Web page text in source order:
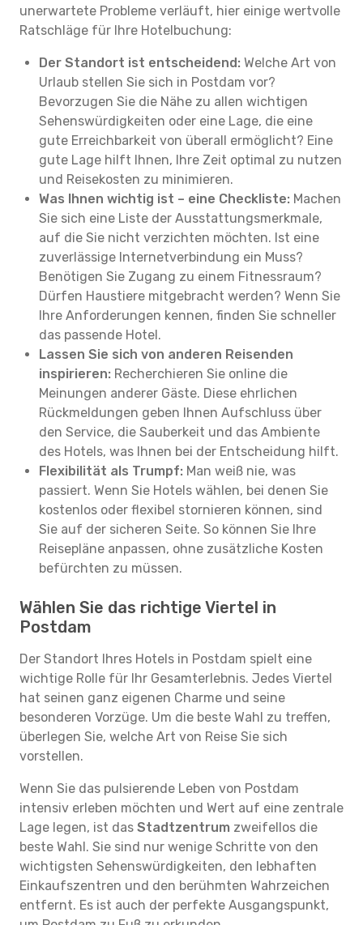
unerwartete Probleme verläuft, hier einige wertvolle
Ratschläge für Ihre Hotelbuchung:
Der Standort ist entscheidend: Welche Art von
Urlaub stellen Sie sich in Postdam vor?
Bevorzugen Sie die Nähe zu allen wichtigen
Sehenswürdigkeiten oder eine Lage, die eine
gute Erreichbarkeit von überall ermöglicht? Eine
gute Lage hilft Ihnen, Ihre Zeit optimal zu nutzen
und Reisekosten zu minimieren.
Was Ihnen wichtig ist – eine Checkliste: Machen
Sie sich eine Liste der Ausstattungsmerkmale,
auf die Sie nicht verzichten möchten. Ist eine
zuverlässige Internetverbindung ein Muss?
Benötigen Sie Zugang zu einem Fitnessraum?
Dürfen Haustiere mitgebracht werden? Wenn Sie
Ihre Anforderungen kennen, finden Sie schneller
das passende Hotel.
Lassen Sie sich von anderen Reisenden
inspirieren: Recherchieren Sie online die
Meinungen anderer Gäste. Diese ehrlichen
Rückmeldungen geben Ihnen Aufschluss über
den Service, die Sauberkeit und das Ambiente
des Hotels, was Ihnen bei der Entscheidung hilft.
Flexibilität als Trumpf: Man weiß nie, was
passiert. Wenn Sie Hotels wählen, bei denen Sie
kostenlos oder flexibel stornieren können, sind
Sie auf der sicheren Seite. So können Sie Ihre
Reisepläne anpassen, ohne zusätzliche Kosten
befürchten zu müssen.
Wählen Sie das richtige Viertel in
Postdam
Der Standort Ihres Hotels in Postdam spielt eine
wichtige Rolle für Ihr Gesamterlebnis. Jedes Viertel
hat seinen ganz eigenen Charme und seine
besonderen Vorzüge. Um die beste Wahl zu treffen,
überlegen Sie, welche Art von Reise Sie sich
vorstellen.
Wenn Sie das pulsierende Leben von Postdam
intensiv erleben möchten und Wert auf eine zentrale
Lage legen, ist das Stadtzentrum zweifellos die
beste Wahl. Sie sind nur wenige Schritte von den
wichtigsten Sehenswürdigkeiten, den lebhaften
Einkaufszentren und den berühmten Wahrzeichen
entfernt. Es ist auch der perfekte Ausgangspunkt,